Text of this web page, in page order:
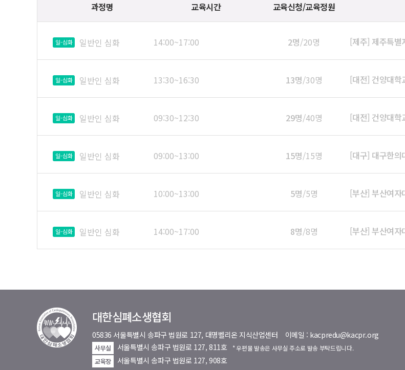
과정명 교육시간 교육신청/교육정원
일-심화 일반인 심화 14:00~17:00 2명/20명 [제주] 제주특별
일-심화 일반인 심화 13:30~16:30 13명/30명 [대전] 건양대학
일-심화 일반인 심화 09:30~12:30 29명/40명 [대전] 건양대학
일-심화 일반인 심화 09:00~13:00 15명/15명 [대구] 대구한의
일-심화 일반인 심화 10:00~13:00 5명/5명 [부산] 부산여자
일-심화 일반인 심화 14:00~17:00 8명/8명 [부산] 부산여자
대한심폐소생협회
05836 서울특별시 송파구 법원로 127, 대명벨리온 지식산업센터 이메일 : kacpredu@kacpr.org
사무실 서울특별시 송파구 법원로 127, 811호
* 우편물 발송은 사무실 주소로 발송 부탁드립니다.
교육장
서울특별시 송파구 법원로 127, 908호